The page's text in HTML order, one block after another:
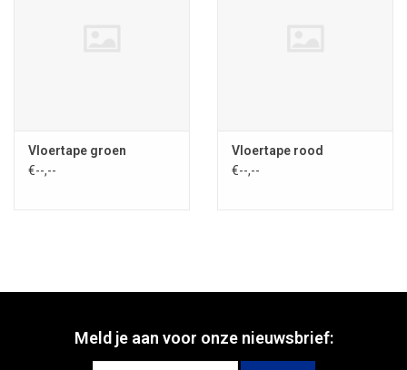
Vloertape groen
€--,--
Vloertape rood
€--,--
Meld je aan voor onze nieuwsbrief: